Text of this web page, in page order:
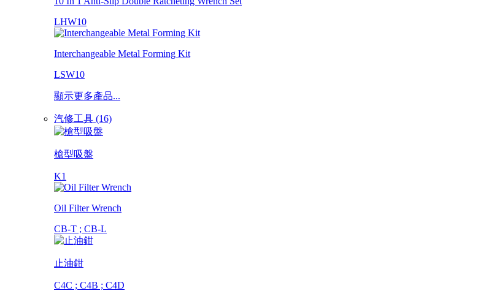
LHW10
Interchangeable Metal Forming Kit
LSW10
顯示更多產品...
汽修工具 (16)
槍型吸盤
K1
Oil Filter Wrench
CB-T ; CB-L
止油鉗
C4C ; C4B ; C4D